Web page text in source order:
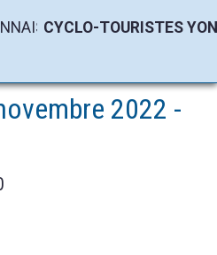
CYCLO-TOURISTES
2022 -